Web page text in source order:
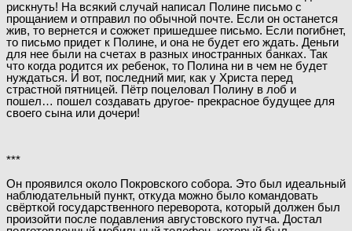
рискнуть! На всякий случай написал Полине письмо с
прощанием и отправил по обычной почте. Если он останется
жив, то вернется и сожжет пришедшее письмо. Если погибнет,
то письмо придет к Полине, и она не будет его ждать. Деньги
для нее были на счетах в разных иностранных банках. Так
что когда родится их ребенок, то Полина ни в чем не будет
нуждаться. И вот, последний миг, как у Христа перед
страстной пятницей. Пётр поцеловал Полину в лоб и
пошел… пошел создавать другое- прекрасное будущее для
своего сына или дочери!
***
Он проявился около Покровского собора. Это был идеальный
наблюдательный пункт, откуда можно было командовать
свёрткой государственного переворота, который должен был
произойти после подавления августовского путча. Достал